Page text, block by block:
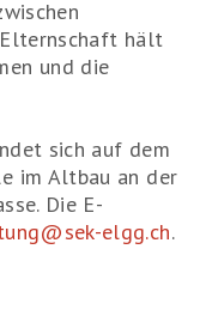
hält
und die
sich auf dem
im Altbau an der
Die E-
elgg.ch.